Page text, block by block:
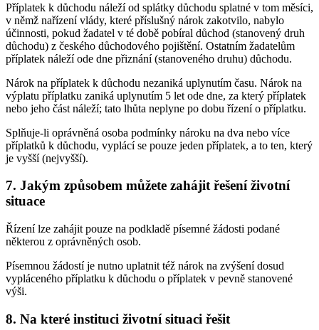
Příplatek k důchodu náleží od splátky důchodu splatné v tom měsíci,
v němž nařízení vlády, které příslušný nárok zakotvilo, nabylo
účinnosti, pokud žadatel v té době pobíral důchod (stanovený druh
důchodu) z českého důchodového pojištění. Ostatním žadatelům
příplatek náleží ode dne přiznání (stanoveného druhu) důchodu.
Nárok na příplatek k důchodu nezaniká uplynutím času. Nárok na
výplatu příplatku zaniká uplynutím 5 let ode dne, za který příplatek
nebo jeho část náleží; tato lhůta neplyne po dobu řízení o příplatku.
Splňuje-li oprávněná osoba podmínky nároku na dva nebo více
příplatků k důchodu, vyplácí se pouze jeden příplatek, a to ten, který
je vyšší (nejvyšší).
7. Jakým způsobem můžete zahájit řešení životní
situace
Řízení lze zahájit pouze na podkladě písemné žádosti podané
některou z oprávněných osob.
Písemnou žádostí je nutno uplatnit též nárok na zvýšení dosud
vypláceného příplatku k důchodu o příplatek v pevně stanovené
výši.
8. Na které instituci životní situaci řešit